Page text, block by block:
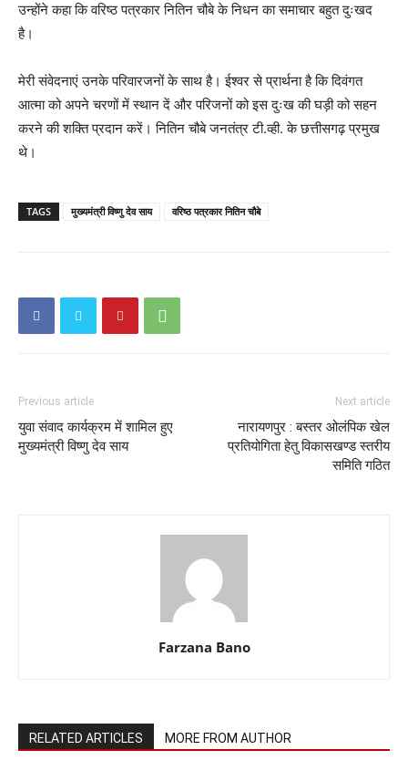
उन्होंने कहा कि वरिष्ठ पत्रकार नितिन चौबे के निधन का समाचार बहुत दुःखद
है।
मेरी संवेदनाएं उनके परिवारजनों के साथ है। ईश्वर से प्रार्थना है कि दिवंगत
आत्मा को अपने चरणों में स्थान दें और परिजनों को इस दुःख की घड़ी को सहन
करने की शक्ति प्रदान करें। नितिन चौबे जनतंत्र टी.व्ही. के छत्तीसगढ़ प्रमुख
थे।
TAGS मुख्यमंत्री विष्णु देव साय वरिष्ठ पत्रकार नितिन चौबे
Previous article
युवा संवाद कार्यक्रम में शामिल हुए
मुख्यमंत्री विष्णु देव साय
Next article
नारायणपुर : बस्तर ओलंपिक खेल
प्रतियोगिता हेतु विकासखण्ड स्तरीय
समिति गठित
Farzana Bano
RELATED ARTICLES MORE FROM AUTHOR